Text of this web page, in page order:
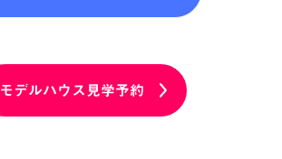
モデルハウス見学予約